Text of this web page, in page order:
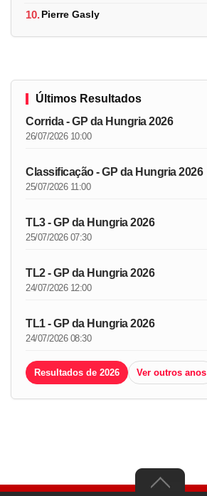
10.Pierre Gasly
Últimos Resultados
Corrida - GP da Hungria 2026
26/07/2026 10:00
Classificação - GP da Hungria 2026
25/07/2026 11:00
TL3 - GP da Hungria 2026
25/07/2026 07:30
TL2 - GP da Hungria 2026
24/07/2026 12:00
TL1 - GP da Hungria 2026
24/07/2026 08:30
Resultados de 2026 Ver outros anos